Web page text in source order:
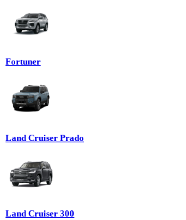
Fortuner
Land Cruiser Prado
Land Cruiser 300